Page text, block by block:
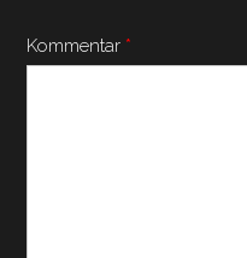
Kommentar *